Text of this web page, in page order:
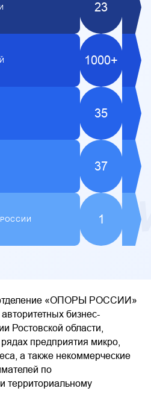
23
1000+
35
37
1
отделение «ОПОРЫ РОССИИ»
бизнес-
Ростовской области,
предприятия микро,
а также некоммерческие
по
территориальному